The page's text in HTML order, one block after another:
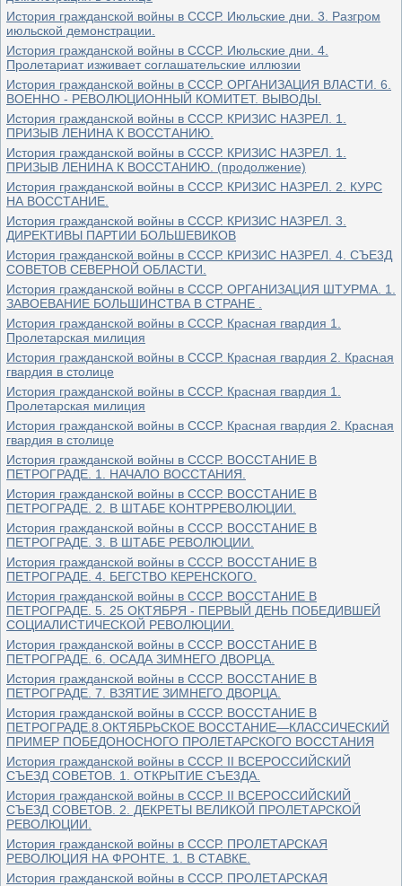
История гражданской войны в СССР. Июльские дни. 3. Разгром
июльской демонстрации.
История гражданской войны в СССР. Июльские дни. 4.
Пролетариат изживает соглашательские иллюзии
История гражданской войны в СССР. ОРГАНИЗАЦИЯ ВЛАСТИ. 6.
ВОЕННО - РЕВОЛЮЦИОННЫЙ КОМИТЕТ. ВЫВОДЫ.
История гражданской войны в СССР. КРИЗИС НАЗРЕЛ. 1.
ПРИЗЫВ ЛЕНИНА К ВОССТАНИЮ.
История гражданской войны в СССР. КРИЗИС НАЗРЕЛ. 1.
ПРИЗЫВ ЛЕНИНА К ВОССТАНИЮ. (продолжение)
История гражданской войны в СССР. КРИЗИС НАЗРЕЛ. 2. КУРС
НА ВОССТАНИЕ.
История гражданской войны в СССР. КРИЗИС НАЗРЕЛ. 3.
ДИРЕКТИВЫ ПАРТИИ БОЛЬШЕВИКОВ
История гражданской войны в СССР. КРИЗИС НАЗРЕЛ. 4. СЪЕ3Д
СОВЕТОВ СЕВЕРНОЙ ОБЛАСТИ.
История гражданской войны в СССР. ОРГАНИЗАЦИЯ ШТУРМА. 1.
ЗАВОЕВАНИЕ БОЛЬШИНСТВА В СТРАНЕ .
История гражданской войны в СССР. Красная гвардия 1.
Пролетарская милиция
История гражданской войны в СССР. Красная гвардия 2. Красная
гвардия в столице
История гражданской войны в СССР. Красная гвардия 1.
Пролетарская милиция
История гражданской войны в СССР. Красная гвардия 2. Красная
гвардия в столице
История гражданской войны в СССР. ВОССТАНИЕ В
ПЕТРОГРАДЕ. 1. НАЧАЛО ВОССТАНИЯ.
История гражданской войны в СССР. ВОССТАНИЕ В
ПЕТРОГРАДЕ. 2. В ШТАБЕ КОНТРРЕВОЛЮЦИИ.
История гражданской войны в СССР. ВОССТАНИЕ В
ПЕТРОГРАДЕ. 3. В ШТАБЕ РЕВОЛЮЦИИ.
История гражданской войны в СССР. ВОССТАНИЕ В
ПЕТРОГРАДЕ. 4. БЕГСТВО КЕРЕНСКОГО.
История гражданской войны в СССР. ВОССТАНИЕ В
ПЕТРОГРАДЕ. 5. 25 ОКТЯБРЯ - ПЕРВЫЙ ДЕНЬ ПОБЕДИВШЕЙ
СОЦИАЛИСТИЧЕСКОЙ РЕВОЛЮЦИИ.
История гражданской войны в СССР. ВОССТАНИЕ В
ПЕТРОГРАДЕ. 6. ОСАДА ЗИМНЕГО ДВОРЦА.
История гражданской войны в СССР. ВОССТАНИЕ В
ПЕТРОГРАДЕ. 7. ВЗЯТИЕ ЗИМНЕГО ДВОРЦА.
История гражданской войны в СССР. ВОССТАНИЕ В
ПЕТРОГРАДЕ.8.ОКТЯБРЬСКОЕ ВОССТАНИЕ—КЛАССИЧЕСКИЙ
ПРИМЕР ПОБЕДОНОСНОГО ПРОЛЕТАРСКОГО ВОССТАНИЯ
История гражданской войны в СССР. II ВСЕРОССИЙСКИЙ
СЪЕЗД СОВЕТОВ. 1. ОТКРЫТИЕ СЪЕ3ДА.
История гражданской войны в СССР. II ВСЕРОССИЙСКИЙ
СЪЕЗД СОВЕТОВ. 2. ДЕКРЕТЫ ВЕЛИКОЙ ПРОЛЕТАРСКОЙ
РЕВОЛЮЦИИ.
История гражданской войны в СССР. ПРОЛЕТАРСКАЯ
РЕВОЛЮЦИЯ НА ФРОНТЕ. 1. В СТАВКЕ.
История гражданской войны в СССР. ПРОЛЕТАРСКАЯ